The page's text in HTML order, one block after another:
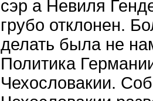
сэр а Невиля
грубо отклонен.
делать была не
Политика
Чехословакии.